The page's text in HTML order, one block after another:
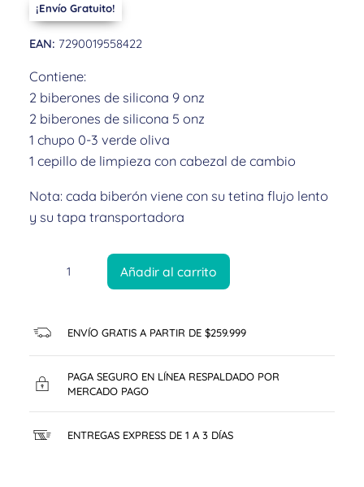
¡Envío Gratuito!
EAN: 7290019558422
Contiene:
2 biberones de silicona 9 onz
2 biberones de silicona 5 onz
1 chupo 0-3 verde oliva
1 cepillo de limpieza con cabezal de cambio
Nota: cada biberón viene con su tetina flujo lento
y su tapa transportadora
Añadir al carrito
ENVÍO GRATIS A PARTIR DE $259.999
PAGA SEGURO EN LÍNEA RESPALDADO POR
MERCADO PAGO
ENTREGAS EXPRESS DE 1 A 3 DÍAS